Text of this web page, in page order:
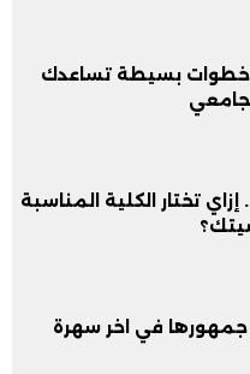
خطوات بسيطة تساعدك
تختار الكلية المناسبة
جمهورها في اخر سهرة